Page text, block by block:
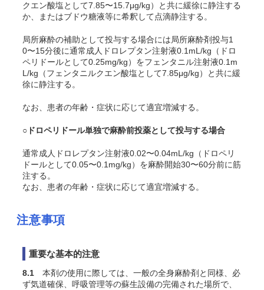
クエン酸塩として7.85〜15.7μg/kg）と共に緩徐に静注する
か、またはブドウ糖液等に希釈して点滴静注する。
局所麻酔の補助として投与する場合には局所麻酔剤投与1
0〜15分後に通常成人ドロレプタン注射液0.1mL/kg（ドロ
ペリドールとして0.25mg/kg）をフェンタニル注射液0.1m
L/kg（フェンタニルクエン酸塩として7.85μg/kg）と共に緩
徐に静注する。
なお、患者の年齢・症状に応じて適宜増減する。
○ ドロペリドール単独で麻酔前投薬として投与する場合
通常成人ドロレプタン注射液0.02〜0.04mL/kg（ドロペリ
ドールとして0.05〜0.1mg/kg）を麻酔開始30〜60分前に筋
注する。
なお、患者の年齢・症状に応じて適宜増減する。
注意事項
重要な基本的注意
8.1 本剤の使用に際しては、一般の全身麻酔剤と同様、必
ず気道確保、呼吸管理等の蘇生設備の完備された場所で、